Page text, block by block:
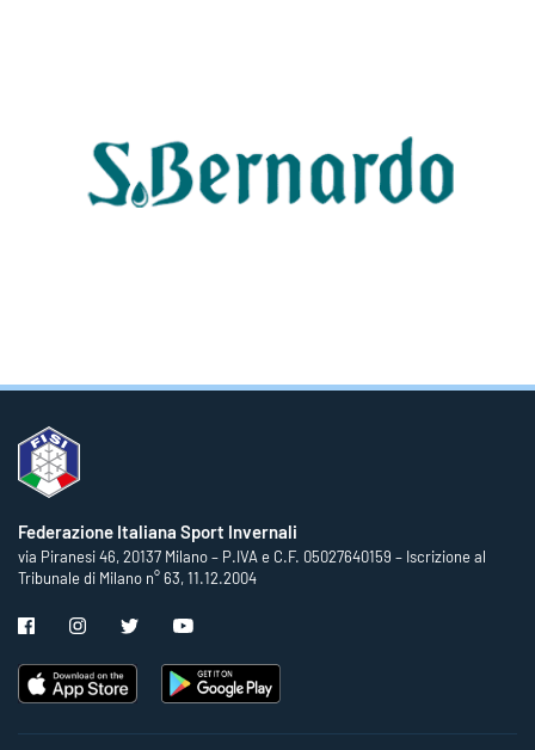
Federazione Italiana Sport Invernali
via Piranesi 46, 20137 Milano – P.IVA e C.F. 05027640159 – Iscrizione al
Tribunale di Milano n° 63, 11.12.2004